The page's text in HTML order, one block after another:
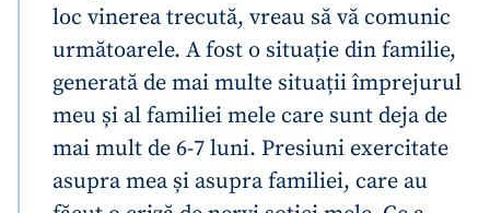
loc vinerea trecută, vreau să vă comunic
următoarele. A fost o situație din familie,
generată de mai multe situații împrejurul
meu și al familiei mele care sunt deja de
mai mult de 6-7 luni. Presiuni exercitate
asupra mea și asupra familiei, care au